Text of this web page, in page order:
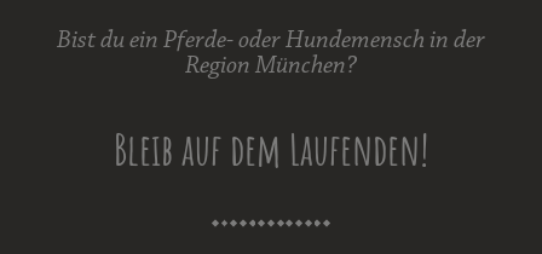
Bist du ein Pferde- oder Hundemensch in der
Region München?
Bleib auf dem Laufenden!